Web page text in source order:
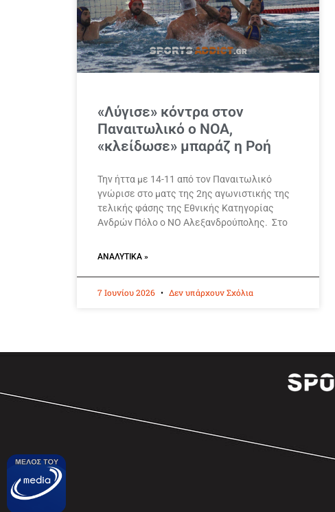
«Λύγισε» κόντρα στον
Παναιτωλικό ο ΝΟΑ,
«κλείδωσε» μπαράζ η Ροή
Την ήττα με 14-11 από τον Παναιτωλικό
γνώρισε στο ματς της 2ης αγωνιστικής της
τελικής φάσης της Εθνικής Κατηγορίας
Ανδρών Πόλο ο ΝΟ Αλεξανδρούπολης. Στο
ΑΝΑΛΥΤΙΚΆ »
7 Ιουνίου 2026 Δεν υπάρχουν Σχόλια